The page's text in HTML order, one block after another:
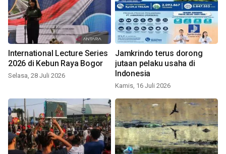
International Lecture Series
2026 di Kebun Raya Bogor
Selasa, 28 Juli 2026
Jamkrindo terus dorong
jutaan pelaku usaha di
Indonesia
Kamis, 16 Juli 2026